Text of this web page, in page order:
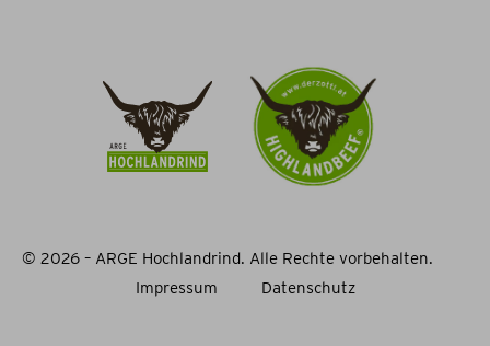
© 2026 – ARGE Hochlandrind. Alle Rechte vorbehalten.
Impressum
Datenschutz